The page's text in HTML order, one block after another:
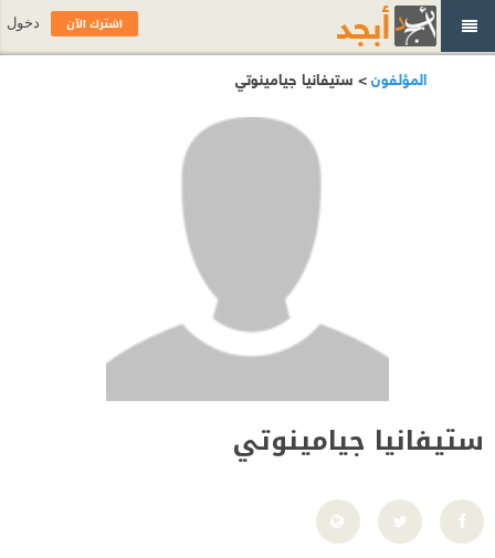
المؤلفون> ستيفانيا جيامينوتي
ستيفانيا جيامينوتي
اشترك الآن دخول